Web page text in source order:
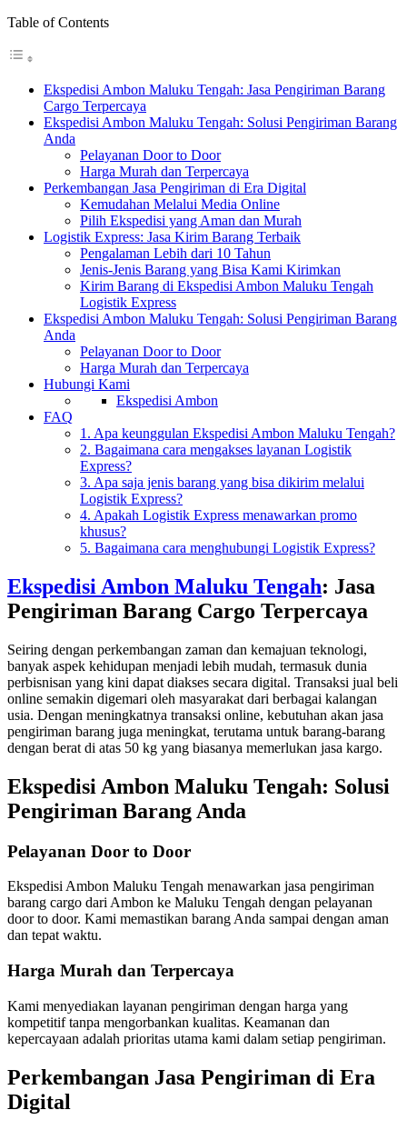
Table of Contents
Ekspedisi Ambon Maluku Tengah: Jasa Pengiriman Barang
Cargo Terpercaya
Ekspedisi Ambon Maluku Tengah: Solusi Pengiriman Barang
Anda
Pelayanan Door to Door
Harga Murah dan Terpercaya
Perkembangan Jasa Pengiriman di Era Digital
Kemudahan Melalui Media Online
Pilih Ekspedisi yang Aman dan Murah
Logistik Express: Jasa Kirim Barang Terbaik
Pengalaman Lebih dari 10 Tahun
Jenis-Jenis Barang yang Bisa Kami Kirimkan
Kirim Barang di Ekspedisi Ambon Maluku Tengah
Logistik Express
Ekspedisi Ambon Maluku Tengah: Solusi Pengiriman Barang
Anda
Pelayanan Door to Door
Harga Murah dan Terpercaya
Hubungi Kami
Ekspedisi Ambon
FAQ
1. Apa keunggulan Ekspedisi Ambon Maluku Tengah?
2. Bagaimana cara mengakses layanan Logistik
Express?
3. Apa saja jenis barang yang bisa dikirim melalui
Logistik Express?
4. Apakah Logistik Express menawarkan promo
khusus?
5. Bagaimana cara menghubungi Logistik Express?
Ekspedisi Ambon Maluku Tengah: Jasa
Pengiriman Barang Cargo Terpercaya
Seiring dengan perkembangan zaman dan kemajuan teknologi,
banyak aspek kehidupan menjadi lebih mudah, termasuk dunia
perbisnisan yang kini dapat diakses secara digital. Transaksi jual beli
online semakin digemari oleh masyarakat dari berbagai kalangan
usia. Dengan meningkatnya transaksi online, kebutuhan akan jasa
pengiriman barang juga meningkat, terutama untuk barang-barang
dengan berat di atas 50 kg yang biasanya memerlukan jasa kargo.
Ekspedisi Ambon Maluku Tengah: Solusi
Pengiriman Barang Anda
Pelayanan Door to Door
Ekspedisi Ambon Maluku Tengah menawarkan jasa pengiriman
barang cargo dari Ambon ke Maluku Tengah dengan pelayanan
door to door. Kami memastikan barang Anda sampai dengan aman
dan tepat waktu.
Harga Murah dan Terpercaya
Kami menyediakan layanan pengiriman dengan harga yang
kompetitif tanpa mengorbankan kualitas. Keamanan dan
kepercayaan adalah prioritas utama kami dalam setiap pengiriman.
Perkembangan Jasa Pengiriman di Era
Digital